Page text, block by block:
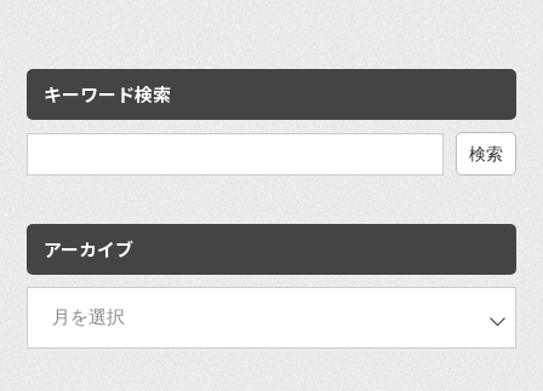
キーワード検索
アーカイブ